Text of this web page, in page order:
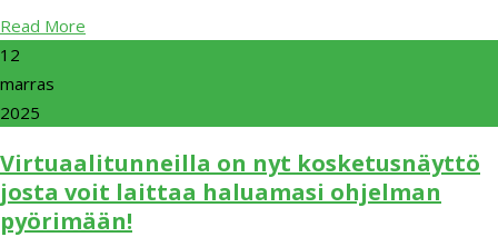
Read More
12
marras
2025
Virtuaalitunneilla on nyt kosketusnäyttö
josta voit laittaa haluamasi ohjelman
pyörimään!